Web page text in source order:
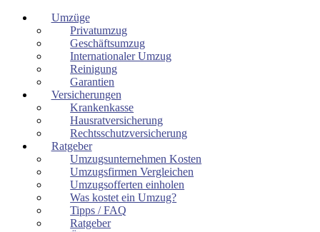
Umzüge
Privatumzug
Geschäftsumzug
Internationaler Umzug
Reinigung
Garantien
Versicherungen
Krankenkasse
Hausratversicherung
Rechtsschutzversicherung
Ratgeber
Umzugsunternehmen Kosten
Umzugsfirmen Vergleichen
Umzugsofferten einholen
Was kostet ein Umzug?
Tipps / FAQ
Ratgeber